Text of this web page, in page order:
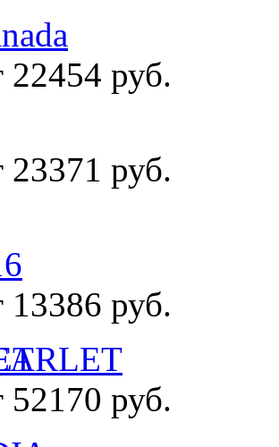
22454 руб.
23371 руб.
13386 руб.
52170 руб.